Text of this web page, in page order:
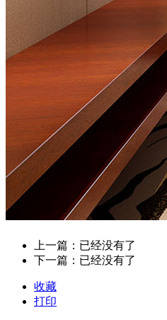
上一篇：已经没有了
下一篇：已经没有了
收藏
打印